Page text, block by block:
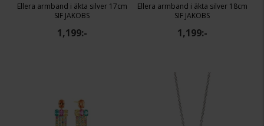
Ellera armband i äkta silver 17cm
SIF JAKOBS
1,199:-
Ellera armband i äkta silver 18cm
SIF JAKOBS
1,199:-